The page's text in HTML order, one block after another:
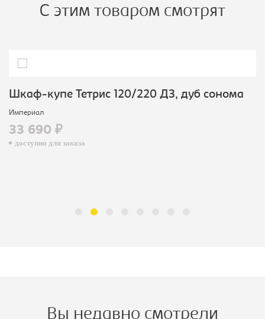
С этим товаром смотрят
Шкаф-купе Тетрис 120/220 ДЗ, дуб сонома
Империал
33 690 ₽
доступно для заказа
Вы недавно смотрели